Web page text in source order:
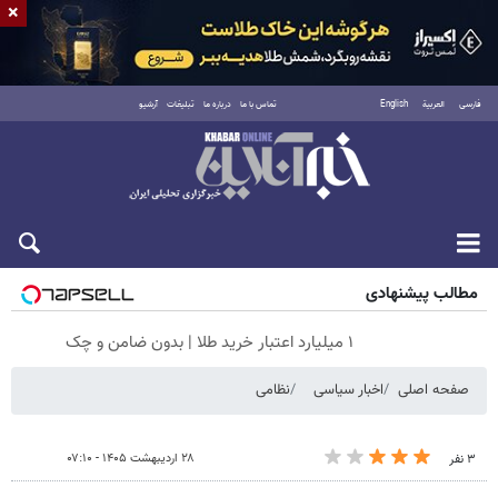
فارسی العربية English تماس با ما درباره ما تبلیغات آرشیو
جمعه ۱۶ مرداد ۱۴۰۵
مطالب پیشنهادی
۱ میلیارد اعتبار خرید طلا | بدون ضامن و چک
صفحه اصلی اخبار سیاسی نظامی
۳ نفر ۲۸ اردیبهشت ۱۴۰۵ - ۰۷:۱۰
×